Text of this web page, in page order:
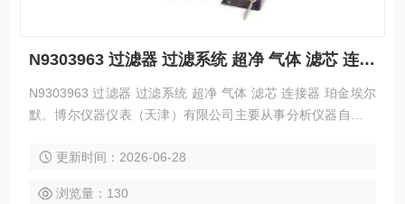
N9303963 过滤器 过滤系统 超净 气体 滤芯 连接器 珀金埃尔默
N9303963 过滤器 过滤系统 超净 气体 滤芯 连接器 珀金埃尔
默。博尔仪器仪表（天津）有限公司主要从事分析仪器自主研
外贸为一体，提供优质的分析检测设备。
更新时间：2026-06-28
浏览量：130